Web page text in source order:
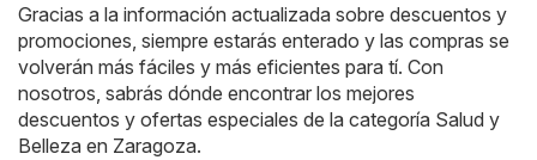
Gracias a la información actualizada sobre descuentos y
promociones, siempre estarás enterado y las compras se
volverán más fáciles y más eficientes para tí. Con
nosotros, sabrás dónde encontrar los mejores
descuentos y ofertas especiales de la categoría Salud y
Belleza en Zaragoza.